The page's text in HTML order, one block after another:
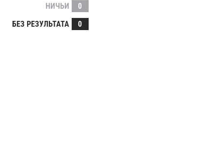
НИЧЬИ
0
БЕЗ РЕЗУЛЬТАТА
0